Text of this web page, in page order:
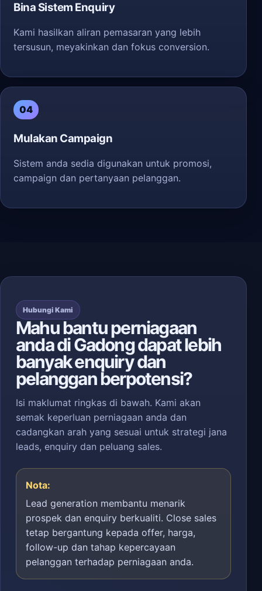
Bina Sistem Enquiry
Kami hasilkan aliran pemasaran yang lebih
tersusun, meyakinkan dan fokus conversion.
04
Mulakan Campaign
Sistem anda sedia digunakan untuk promosi,
campaign dan pertanyaan pelanggan.
Hubungi Kami
Mahu bantu perniagaan
anda di Gadong dapat lebih
banyak enquiry dan
pelanggan berpotensi?
Isi maklumat ringkas di bawah. Kami akan
semak keperluan perniagaan anda dan
cadangkan arah yang sesuai untuk strategi jana
leads, enquiry dan peluang sales.
Nota:
Lead generation membantu menarik
prospek dan enquiry berkualiti. Close sales
tetap bergantung kepada offer, harga,
follow-up dan tahap kepercayaan
pelanggan terhadap perniagaan anda.